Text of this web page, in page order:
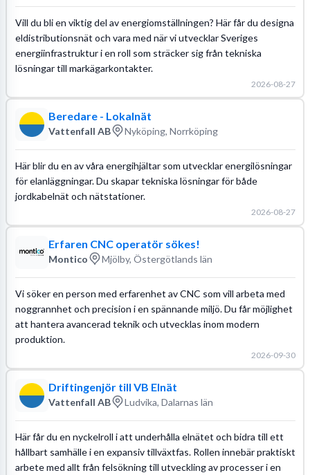
Vill du bli en viktig del av energiomställningen? Här får du designa
eldistributionsnät och vara med när vi utvecklar Sveriges
energiinfrastruktur i en roll som sträcker sig från tekniska
lösningar till markägarkontakter.
2026-08-27
Beredare - Lokalnät
Vattenfall AB Nyköping, Norrköping
Här blir du en av våra energihjältar som utvecklar energilösningar
för elanläggningar. Du skapar tekniska lösningar för både
jordkabelnät och nätstationer.
2026-08-27
Erfaren CNC operatör sökes!
Montico Mjölby, Östergötlands län
Vi söker en person med erfarenhet av CNC som vill arbeta med
noggrannhet och precision i en spännande miljö. Du får möjlighet
att hantera avancerad teknik och utvecklas inom modern
produktion.
2026-09-30
Driftingenjör till VB Elnät
Vattenfall AB Ludvika, Dalarnas län
Här får du en nyckelroll i att underhålla elnätet och bidra till ett
hållbart samhälle i en expansiv tillväxtfas. Rollen innebär praktiskt
arbete med allt från felsökning till utveckling av processer i en